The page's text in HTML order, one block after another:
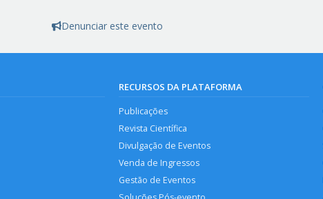
Denunciar este evento
RECURSOS DA PLATAFORMA
Publicações
Revista Científica
Divulgação de Eventos
Venda de Ingressos
Gestão de Eventos